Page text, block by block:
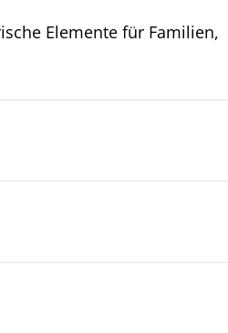
Elemente für Familien,